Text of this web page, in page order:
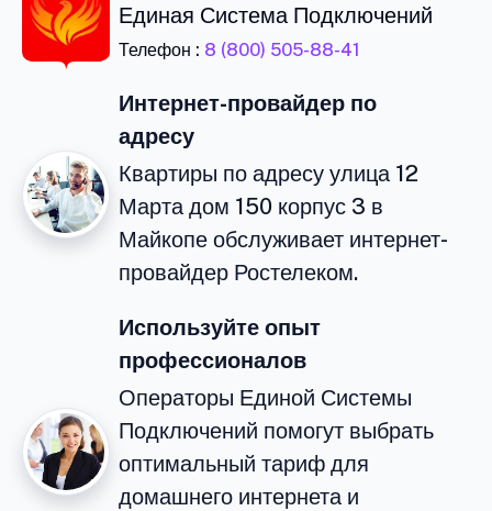
Единая Система Подключений
Телефон : 8 (800) 505-88-41
Интернет-провайдер по
адресу
Квартиры по адресу улица 12
Марта дом 150 корпус 3 в
Майкопе обслуживает интернет-
провайдер Ростелеком.
Используйте опыт
профессионалов
Операторы Единой Системы
Подключений помогут выбрать
оптимальный тариф для
домашнего интернета и